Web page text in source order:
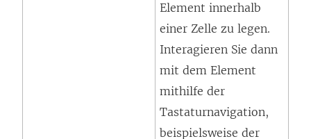
Element innerhalb
einer Zelle zu legen.
Interagieren Sie dann
mit dem Element
mithilfe der
Tastaturnavigation,
beispielsweise der